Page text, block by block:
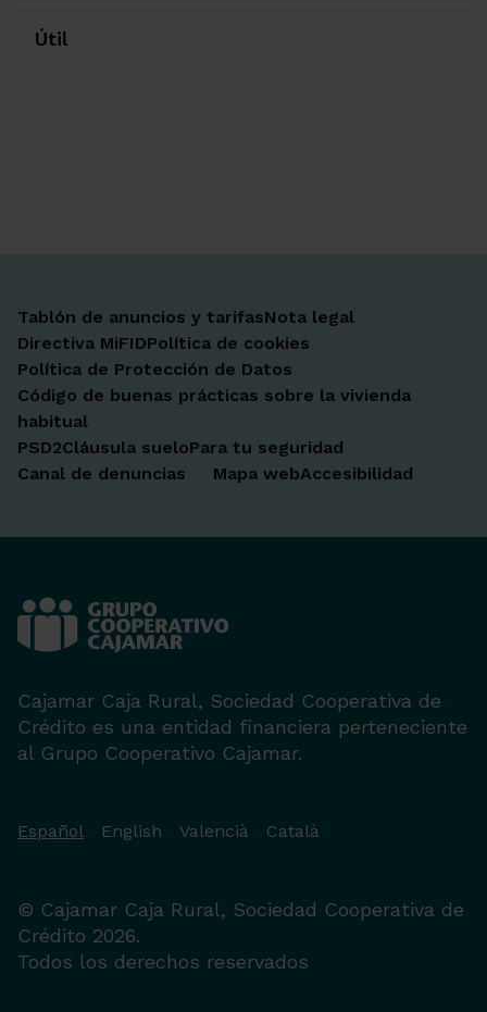
Útil
Tablón de anuncios y tarifasNota legal
Directiva MiFIDPolítica de cookies
Política de Protección de Datos
Código de buenas prácticas sobre la vivienda
habitual
PSD2Cláusula sueloPara tu seguridad
Canal de denuncias
Mapa webAccesibilidad
Cajamar Caja Rural, Sociedad Cooperativa de
Crédito es una entidad financiera perteneciente
al Grupo Cooperativo Cajamar.
Español English Valencià Català
© Cajamar Caja Rural, Sociedad Cooperativa de
Crédito 2026.
Todos los derechos reservados